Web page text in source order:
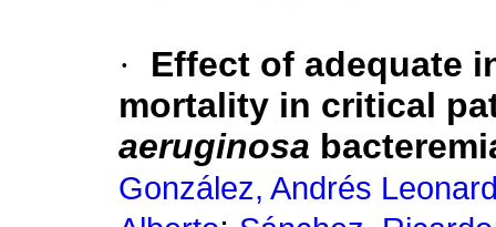
·
Effect of adequate
mortality in critical
aeruginosa
González, Andrés